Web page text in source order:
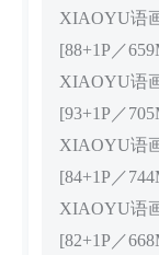
XIAOYU语
[88+1P／
XIAOYU语
[93+1P／
XIAOYU语
[84+1P／
XIAOYU语
[82+1P／